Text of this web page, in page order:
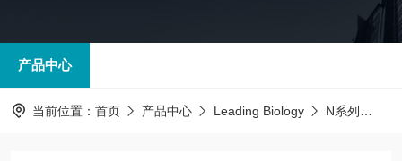
产品中心
当前位置： 首页 产品中心 Leading Biology N系列